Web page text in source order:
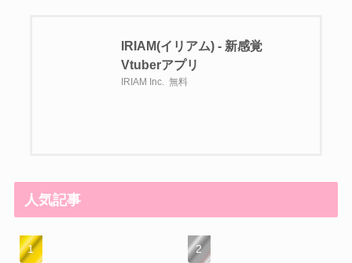
IRIAM(イリアム) - 新感覚
Vtuberアプリ
IRIAM Inc. 無料
人気記事